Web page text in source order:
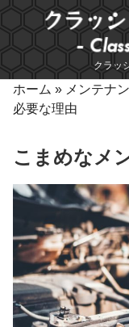
クラッ
ホーム » メンテナ
必要な理由
こまめなメ